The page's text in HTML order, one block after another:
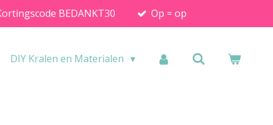
BEDANKT30 Op = op
DIY Kralen en Materialen